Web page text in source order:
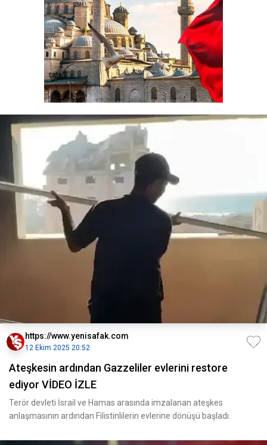
https://www.yenisafak.com
12 Ekim 2025 20:52
Ateşkesin ardından Gazzeliler evlerini restore
ediyor VİDEO İZLE
Terör devleti İsrail ve Hamas arasında imzalanan ateşkes
anlaşmasının ardından Filistinlilerin evlerine dönüşü başladı.